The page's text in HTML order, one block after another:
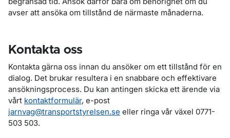
avser att ansöka om tillstånd de närmaste månaderna.
Kontakta oss
Kontakta gärna oss innan du ansöker om ett tillstånd för en
dialog. Det brukar resultera i en snabbare och effektivare
ansökningsprocess. Du kan antingen skicka ett ärende via
vårt kontaktformulär, e-post
jarnvag@transportstyrelsen.se eller ringa vår växel 0771-
503 503.